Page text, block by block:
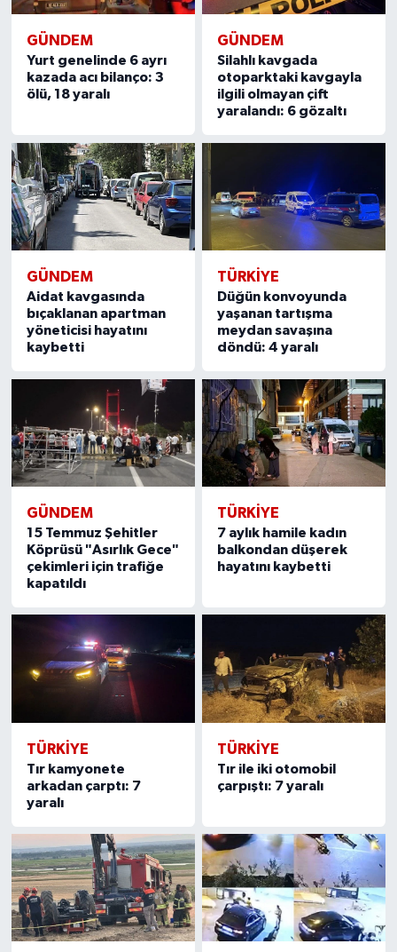
GÜNDEM
Yurt genelinde 6 ayrı
kazada acı bilanço: 3
ölü, 18 yaralı
GÜNDEM
Silahlı kavgada
otoparktaki kavgayla
ilgili olmayan çift
yaralandı: 6 gözaltı
GÜNDEM
Aidat kavgasında
bıçaklanan apartman
yöneticisi hayatını
kaybetti
TÜRKIYE
Düğün konvoyunda
yaşanan tartışma
meydan savaşına
döndü: 4 yaralı
GÜNDEM
15 Temmuz Şehitler
Köprüsü "Asırlık Gece"
çekimleri için trafiğe
kapatıldı
TÜRKIYE
7 aylık hamile kadın
balkondan düşerek
hayatını kaybetti
TÜRKIYE
Tır kamyonete
arkadan çarptı: 7
yaralı
TÜRKIYE
Tır ile iki otomobil
çarpıştı: 7 yaralı